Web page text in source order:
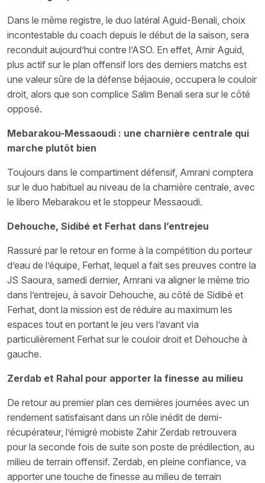
Dans le même registre, le duo latéral Aguid-Benali, choix
incontestable du coach depuis le début de la saison, sera
reconduit aujourd’hui contre l’ASO. En effet, Amir Aguid,
plus actif sur le plan offensif lors des derniers matchs est
une valeur sûre de la défense béjaouie, occupera le couloir
droit, alors que son complice Salim Benali sera sur le côté
opposé.
Mebarakou-Messaoudi : une charnière centrale qui
marche plutôt bien
Toujours dans le compartiment défensif, Amrani comptera
sur le duo habituel au niveau de la charnière centrale, avec
le libero Mebarakou et le stoppeur Messaoudi.
Dehouche, Sidibé et Ferhat dans l’entrejeu
Rassuré par le retour en forme à la compétition du porteur
d’eau de l’équipe, Ferhat, lequel a fait ses preuves contre la
JS Saoura, samedi dernier, Amrani va aligner le même trio
dans l’entrejeu, à savoir Dehouche, au côté de Sidibé et
Ferhat, dont la mission est de réduire au maximum les
espaces tout en portant le jeu vers l’avant via
particulièrement Ferhat sur le couloir droit et Dehouche à
gauche.
Zerdab et Rahal pour apporter la finesse au milieu
De retour au premier plan ces dernières journées avec un
rendement satisfaisant dans un rôle inédit de demi-
récupérateur, l’émigré mobiste Zahir Zerdab retrouvera
pour la seconde fois de suite son poste de prédilection, au
milieu de terrain offensif. Zerdab, en pleine confiance, va
apporter une touche de finesse au milieu de terrain